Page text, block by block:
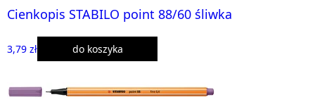
Cienkopis STABILO point 88/60 śliwka
3,79 zł do koszyka